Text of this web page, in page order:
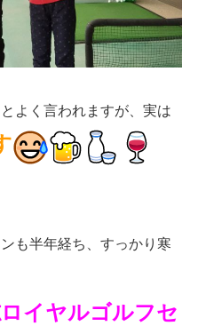
よく言われますが、実は
も半年経ち、すっかり寒
イヤルゴルフセ